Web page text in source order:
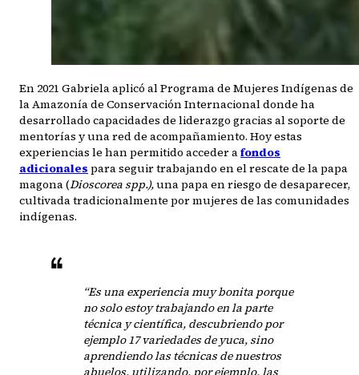
En 2021 Gabriela aplicó al Programa de Mujeres Indígenas de
la Amazonía de Conservación Internacional donde ha
desarrollado capacidades de liderazgo gracias al soporte de
mentorías y una red de acompañamiento. Hoy estas
experiencias le han permitido acceder afondos
adicionales para seguir trabajando en el rescate de la papa
magona (Dioscorea spp.),una papa en riesgo de desaparecer,
cultivada tradicionalmente por mujeres de las comunidades
indígenas.
“Es una experiencia muy bonita porque
no solo estoy trabajando en la parte
técnica y científica, descubriendo por
ejemplo 17 variedades de yuca, sino
aprendiendo las técnicas de nuestros